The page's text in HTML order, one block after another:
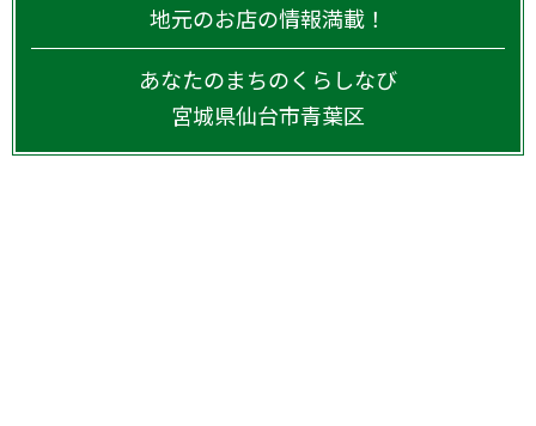
地元のお店の情報満載！
あなたのまちのくらしなび
宮城県仙台市青葉区